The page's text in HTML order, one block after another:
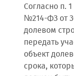
Согласно п.
№214-ФЗ от
долевом
передать
объект
срока,